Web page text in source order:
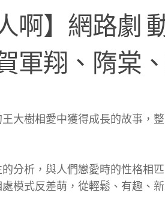
啊】網路劇
軍翔、隋棠
大樹相愛中獲得成長的故事，
分析，與人們戀愛時的性格相
模式反差萌，從輕鬆、有趣、